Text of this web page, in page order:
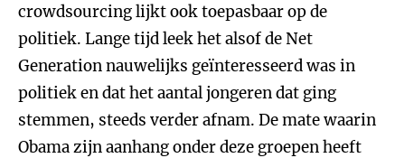
crowdsourcing lijkt ook toepasbaar op de
politiek. Lange tijd leek het alsof de Net
Generation nauwelijks geïnteresseerd was in
politiek en dat het aantal jongeren dat ging
stemmen, steeds verder afnam. De mate waarin
Obama zijn aanhang onder deze groepen heeft